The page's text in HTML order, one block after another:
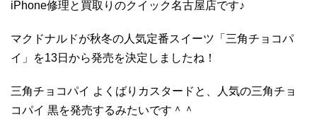
iPhone修理と買取りのクイック名古屋店です♪
マクドナルドが秋冬の人気定番スイーツ「三角チョコパ
イ」を13日から発売を決定しましたね！
三角チョコパイ よくばりカスタードと、人気の三角チョ
コパイ 黒を発売するみたいです＾＾